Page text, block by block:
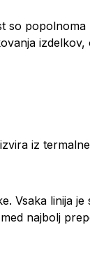
so
iz
Vsaka linija
najbolj